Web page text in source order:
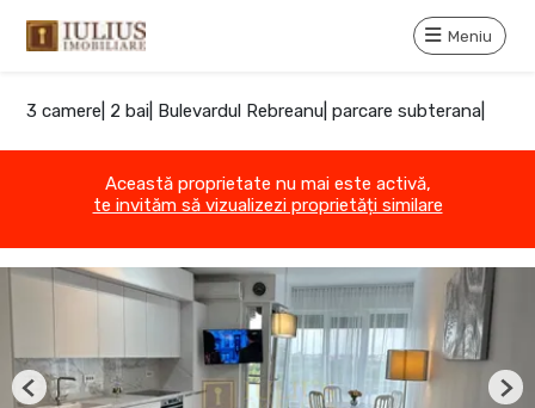
Meniu
3 camere| 2 bai| Bulevardul Rebreanu| parcare subterana|
Această proprietate nu mai este activă,
te invităm să vizualizezi proprietăți similare
Previous